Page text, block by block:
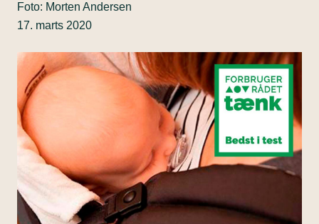
Foto: Morten Andersen
17. marts 2020